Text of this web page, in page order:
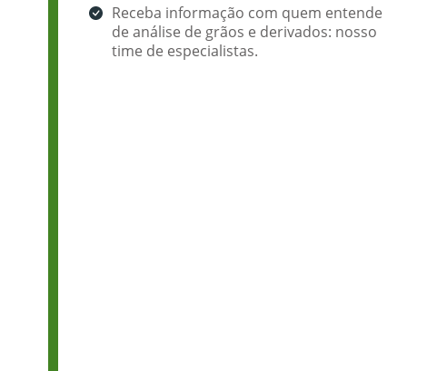
Receba informação com quem entende
de análise de grãos e derivados: nosso
time de especialistas.